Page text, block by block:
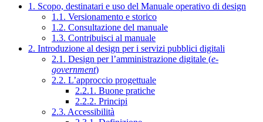
1. Scopo, destinatari e uso del Manuale operativo di design
1.1. Versionamento e storico
1.2. Consultazione del manuale
1.3. Contribuisci al manuale
2. Introduzione al design per i servizi pubblici digitali
2.1. Design per l’amministrazione digitale (e-
government)
2.2. L’approccio progettuale
2.2.1. Buone pratiche
2.2.2. Principi
2.3. Accessibilità